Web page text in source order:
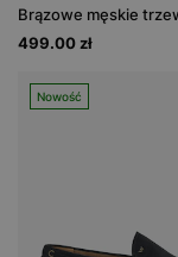
499.00 zł
Nowość